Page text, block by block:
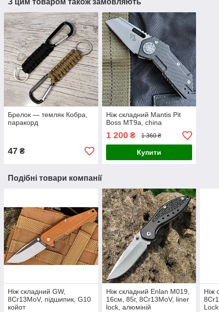
Брелок — темляк Кобра,
паракорд
47 ₴
Ніж складний Mantis Pit
Boss MT9a, china
1 200₴ 1 360 ₴
Купити
Подібні товари компанії
Ніж складний GW,
8Cr13MoV, підшипик, G10
койот
Ніж складний Enlan M019,
16см, 85г, 8Cr13MoV, liner
lock, алюміній
Ніж